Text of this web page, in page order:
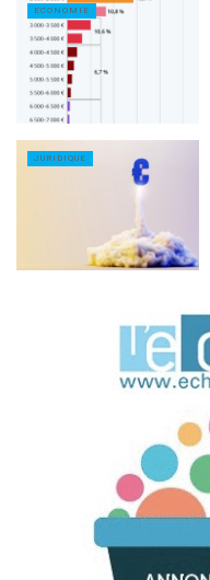
ECONOMIE
JURIDIQUE